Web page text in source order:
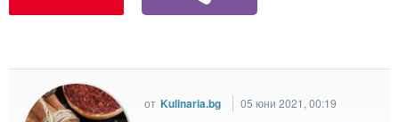
от Kulinaria.bg
05 юни 2021, 00:19